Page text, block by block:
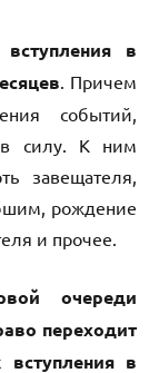
в
. Причем
событий,
в силу. К ним
завещателя,
рождение
и прочее.
очереди
переходит
в